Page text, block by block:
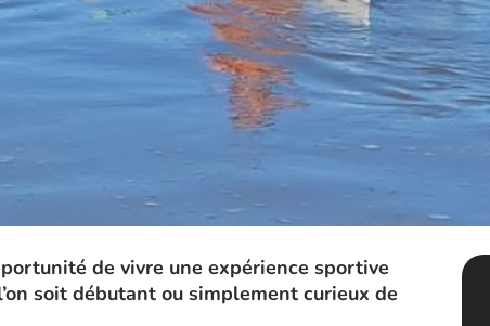
de vivre une expérience sportive
soit débutant ou simplement curieux de